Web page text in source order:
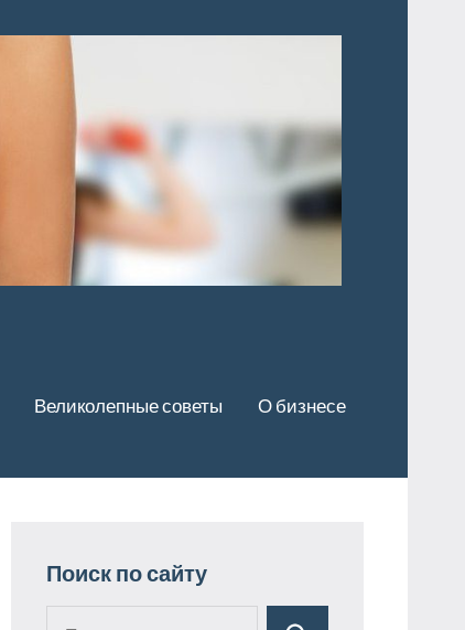
Великолепные советы О бизнесе
Поиск по сайту